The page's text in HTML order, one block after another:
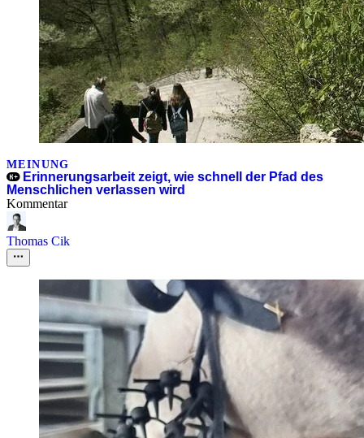
MEINUNG
Erinnerungsarbeit zeigt, wie schnell der Pfad des
Menschlichen verlassen wird
Kommentar
Thomas Cik